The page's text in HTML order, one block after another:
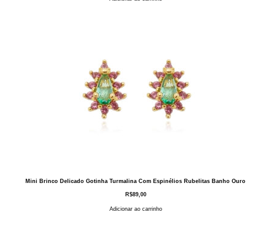
Mini Brinco Delicado Gotinha Turmalina Com Espinélios Rubelitas Banho Ouro
R$89,00
Adicionar ao carrinho